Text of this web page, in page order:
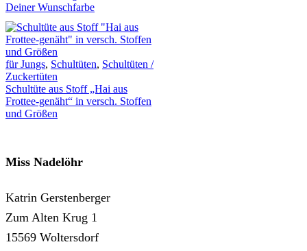
Deiner Wunschfarbe
für Jungs, Schultüten, Schultüten /
Zuckertüten
Schultüte aus Stoff „Hai aus
Frottee-genäht“ in versch. Stoffen
und Größen
Miss Nadelöhr
Katrin Gerstenberger
Zum Alten Krug 1
15569 Woltersdorf